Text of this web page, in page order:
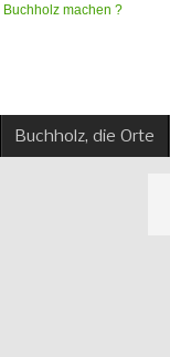
Buchholz, die Orte